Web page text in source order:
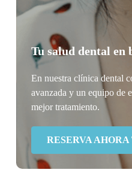
Tu salud dental en
En nuestra clínica dental
avanzada y un equipo de
mejor tratamiento.
RESERVA